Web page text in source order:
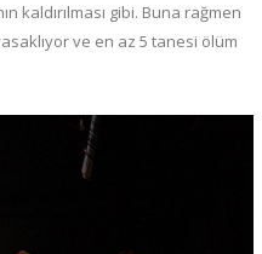
kaldırılması gibi. Buna rağmen
ve en az 5 tanesi ölüm